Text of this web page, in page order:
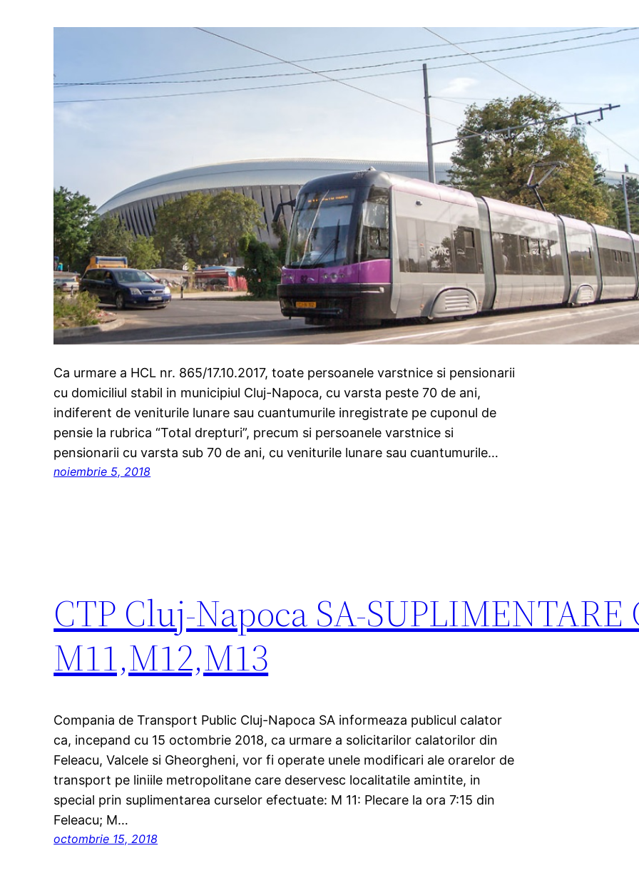
Ca urmare a HCL nr. 865/17.10.2017, toate persoanele varstnice si pensionarii
cu domiciliul stabil in municipiul Cluj-Napoca, cu varsta peste 70 de ani,
indiferent de veniturile lunare sau cuantumurile inregistrate pe cuponul de
pensie la rubrica “Total drepturi”, precum si persoanele varstnice si
pensionarii cu varsta sub 70 de ani, cu veniturile lunare sau cuantumurile…
noiembrie 5, 2018
CTP Cluj-Napoca SA-SUPLIMENTARE
M11,M12,M13
Compania de Transport Public Cluj-Napoca SA informeaza publicul calator
ca, incepand cu 15 octombrie 2018, ca urmare a solicitarilor calatorilor din
Feleacu, Valcele si Gheorgheni, vor fi operate unele modificari ale orarelor de
transport pe liniile metropolitane care deservesc localitatile amintite, in
special prin suplimentarea curselor efectuate: M 11: Plecare la ora 7:15 din
Feleacu; M…
octombrie 15, 2018